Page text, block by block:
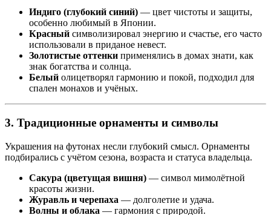
Индиго (глубокий синий) — цвет чистоты и защиты,
особенно любимый в Японии.
Красный символизировал энергию и счастье, его часто
использовали в приданое невест.
Золотистые оттенки применялись в домах знати, как
знак богатства и солнца.
Белый олицетворял гармонию и покой, подходил для
спален монахов и учёных.
3. Традиционные орнаменты и символы
Украшения на футонах несли глубокий смысл. Орнаменты
подбирались с учётом сезона, возраста и статуса владельца.
Сакура (цветущая вишня) — символ мимолётной
красоты жизни.
Журавль и черепаха — долголетие и удача.
Волны и облака — гармония с природой.